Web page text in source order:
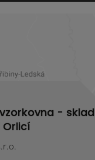
- sklad